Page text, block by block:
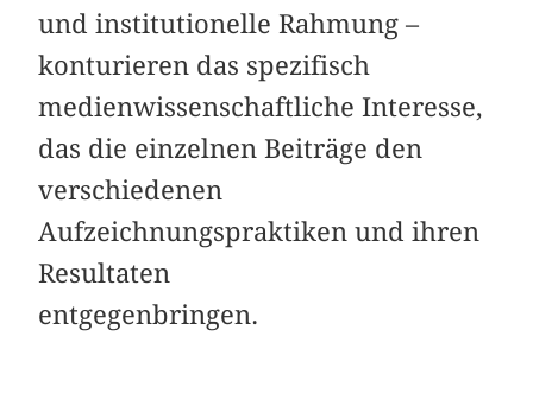
und institutionelle Rahmung –
konturieren das spezifisch
medienwissenschaftliche Interesse,
das die einzelnen Beiträge den
verschiedenen
Aufzeichnungspraktiken und ihren
Resultaten
entgegenbringen.